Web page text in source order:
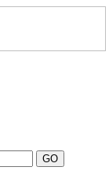
GO